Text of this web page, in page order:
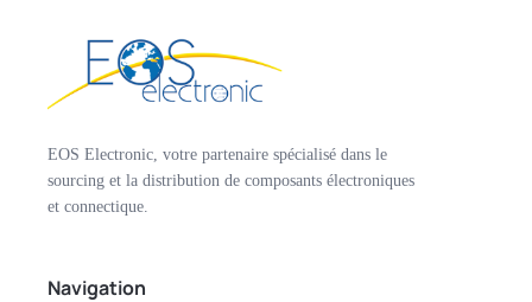
EOS Electronic, votre partenaire spécialisé dans le
sourcing et la distribution de composants électroniques
et connectique.
Navigation